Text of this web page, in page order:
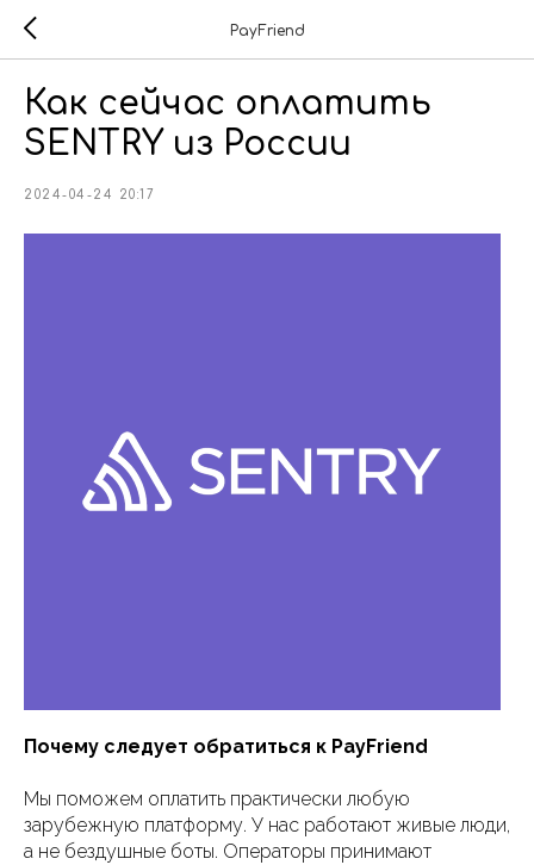
PayFriend
Как сейчас оплатить
SENTRY из России
2024-04-24 20:17
Почему следует обратиться к PayFriend
Мы поможем оплатить практически любую
зарубежную платформу. У нас работают живые люди,
а не бездушные боты. Операторы принимают